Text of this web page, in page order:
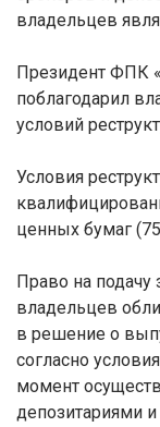
владельцев
Президент ФПК
поблагодарил
условий
Условия
ценных бумаг
Право на подачу
владельцев
в решение о
согласно
момент
депозитариями